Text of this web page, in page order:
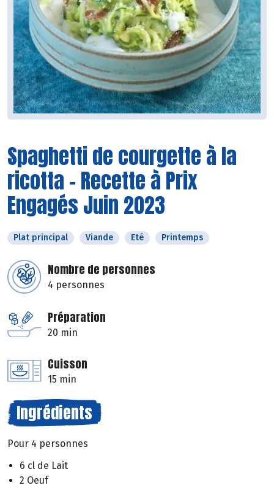
Spaghetti de courgette à la
ricotta - Recette à Prix
Engagés Juin 2023
Plat principal Viande Eté Printemps
Nombre de personnes
4 personnes
Préparation
20 min
Cuisson
15 min
Ingrédients
Pour 4 personnes
6 cl de Lait
2 Oeuf